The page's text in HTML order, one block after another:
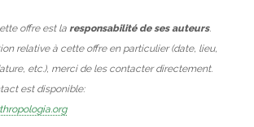
offre est la responsabilité de ses auteurs.
relative à cette offre en particulier (date, lieu,
etc.), merci de les contacter directement.
est disponible: